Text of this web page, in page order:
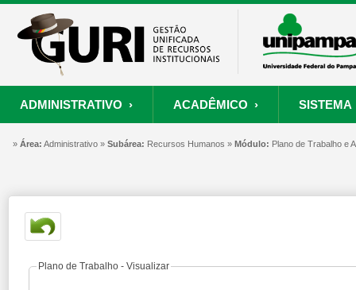
ADMINISTRATIVO ›
ORÇAMENTO E FINANÇAS RECURSOS HUMANOS PROCESSOS
Convênios
Consultar Convênios
ACADÊMICO ›
PROCESSO SELETIVO PROJETOS
Processo Seletivo
Nova Inscrição
Portal do Candidato
Autenticar Documento
SISTEMA
SISTEMA
Painel de Suporte
Resgatar Senha
» Área: Administrativo » Subárea: Recursos Humanos » Módulo: Plano de Trabalho e
Plano de Trabalho - Visualizar